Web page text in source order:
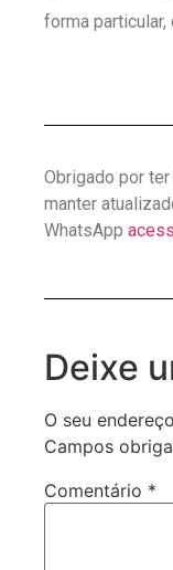
forma particular,
Obrigado por
manter
WhatsApp
Deixe
O seu
Campos
Comentário *